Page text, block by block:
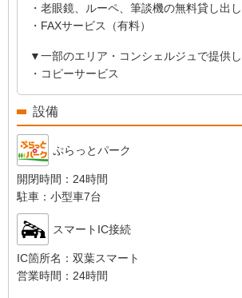
・老眼鏡、ルーペ、筆談機の無料貸し出し
・FAXサービス（有料）
▼一部のエリア・コンシェルジュで提供
・コピーサービス
設備
ぷらっとパーク
開閉時間： 24時間
駐車： 小型車7台
スマートIC接続
IC箇所名： 双葉スマート
営業時間： 24時間